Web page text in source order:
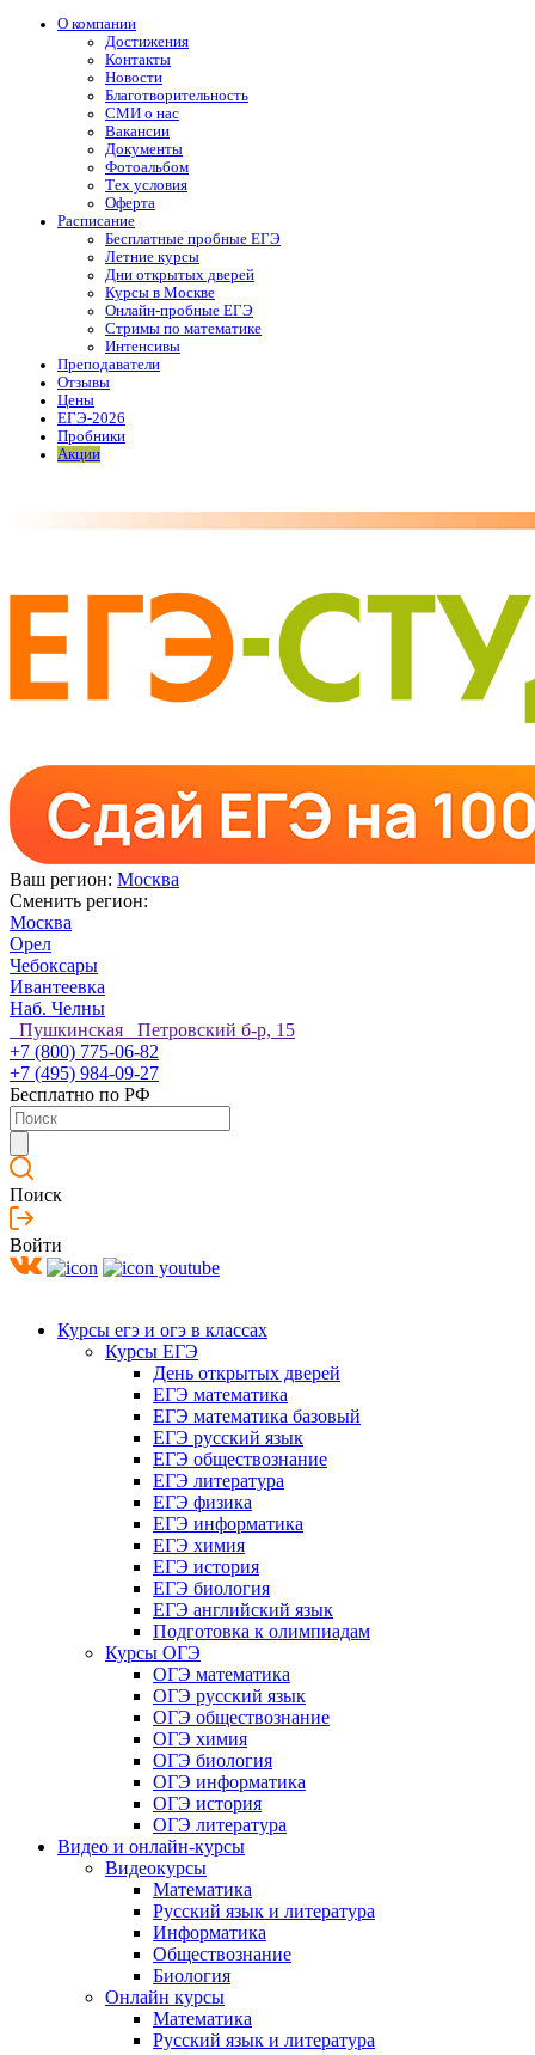
О компании
Достижения
Контакты
Новости
Благотворительность
СМИ о нас
Вакансии
Документы
Фотоальбом
Тех условия
Оферта
Расписание
Бесплатные пробные ЕГЭ
Летние курсы
Дни открытых дверей
Курсы в Москве
Онлайн-пробные ЕГЭ
Стримы по математике
Интенсивы
Преподаватели
Отзывы
Цены
ЕГЭ-2026
Пробники
Акции
Ваш регион: Москва
Сменить регион:
Москва
Орел
Чебоксары
Ивантеевка
Наб. Челны
Пушкинская Петровский б-р, 15
+7 (800) 775-06-82
+7 (495) 984-09-27
Бесплатно по РФ
Поиск
Войти
Курсы егэ и огэ в классах
Курсы ЕГЭ
День открытых дверей
ЕГЭ математика
ЕГЭ математика базовый
ЕГЭ русский язык
ЕГЭ обществознание
ЕГЭ литература
ЕГЭ физика
ЕГЭ информатика
ЕГЭ химия
ЕГЭ история
ЕГЭ биология
ЕГЭ английский язык
Подготовка к олимпиадам
Курсы ОГЭ
ОГЭ математика
ОГЭ русский язык
ОГЭ обществознание
ОГЭ химия
ОГЭ биология
ОГЭ информатика
ОГЭ история
ОГЭ литература
Видео и онлайн-курсы
Видеокурсы
Математика
Русский язык и литература
Информатика
Обществознание
Биология
Онлайн курсы
Математика
Русский язык и литература